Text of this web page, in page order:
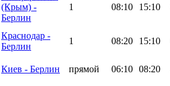
(Крым) -
Берлин
1 08:10 15:10
Краснодар -
Берлин
1 08:20 15:10
Киев - Берлин прямой 06:10 08:20